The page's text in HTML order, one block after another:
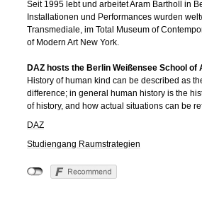
Seit 1995 lebt und arbeitet Aram Bartholl in
Installationen und Performances wurden
Transmediale, im Total Museum of
of Modern Art New York.
DAZ hosts the Berlin Weißensee School
History of human kind can be described as
difference; in general human history is the
of history, and how actual situations can be
DAZ
Studiengang Raumstrategien